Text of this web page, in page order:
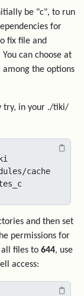
be "c", to run
for
fix file and
can choose at
the options
try, in your ./tiki/
cache
and then set
permissions for
files to 644, use
access: